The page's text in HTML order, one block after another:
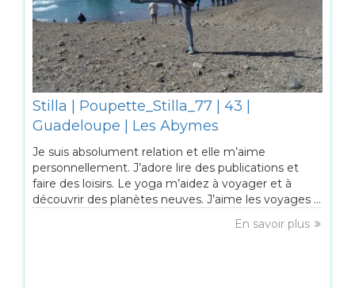
Stilla | Poupette_Stilla_77 | 43 |
Guadeloupe | Les Abymes
Je suis absolument relation et elle m’aime
personnellement. J’adore lire des publications et
faire des loisirs. Le yoga m’aidez à voyager et à
découvrir des planètes neuves. J’aime les voyages ...
En savoir plus